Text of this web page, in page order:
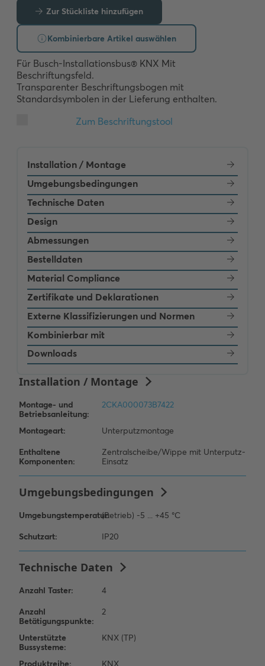
Zur Stückliste hinzufügen
Kombinierbare Artikel auswählen
Für Busch-Installationsbus® KNX Mit
Beschriftungsfeld.
Transparenter Beschriftungsbogen mit
Standardsymbolen in der Lieferung enthalten.
Installation / Montage
Umgebungsbedingungen
Technische Daten
Design
Abmessungen
Bestelldaten
Material Compliance
Zertifikate und Deklarationen
Externe Klassifizierungen und Normen
Kombinierbar mit
Downloads